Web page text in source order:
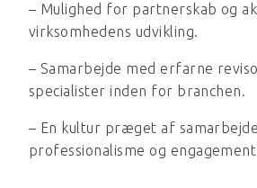
– Mulighed for partnerskab og
virksomhedens udvikling.
– Samarbejde med erfarne
specialister inden for branchen.
– En kultur præget af
professionalisme og